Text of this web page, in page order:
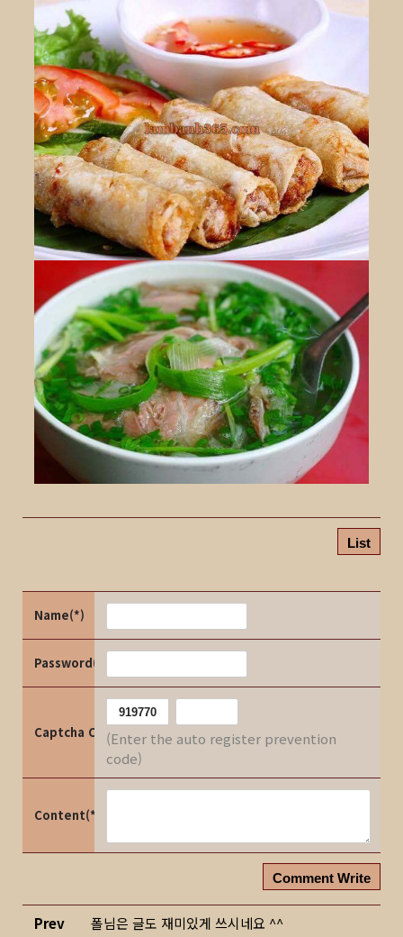
List
Name(*)
Password(*)
Captcha Code(Enter the auto register prevention
code)
Content(*)
Comment Write
Prev 폴님은 글도 재미있게 쓰시네요 ^^